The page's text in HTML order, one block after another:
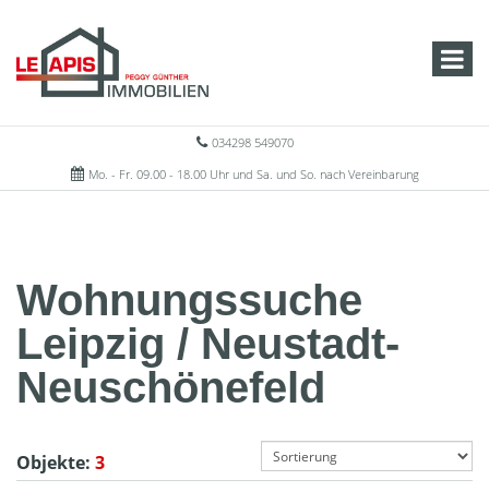
034298 549070
Mo. - Fr. 09.00 - 18.00 Uhr und Sa. und So. nach Vereinbarung
Wohnungssuche
Leipzig / Neustadt-
Neuschönefeld
Objekte: 3